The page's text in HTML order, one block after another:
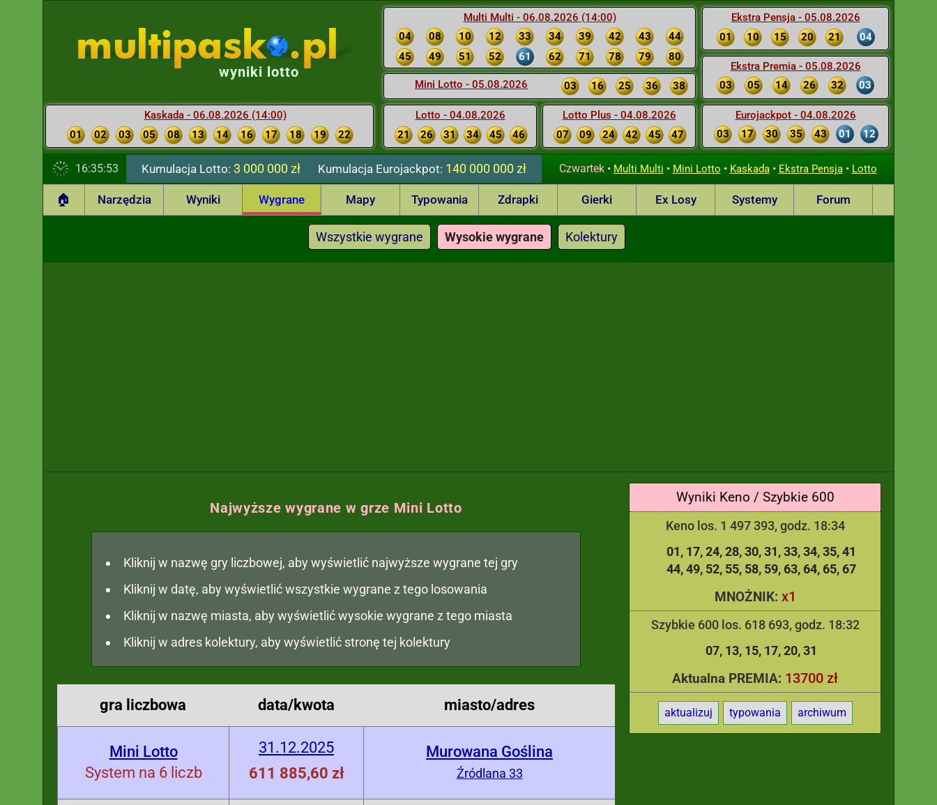
Multi Multi - 06.08.2026 (14:00)
04
08 10 12 33 34 39 42 43
44
45
49 51 52 61 62 71 78 79 80
Mini Lotto - 05.08.2026 03 16 25 36 38
Lotto - 04.08.2026
21
26 31 34 45 46
Lotto Plus - 04.08.2026
07
09 24 42 45 47
Ekstra Pensja - 05.08.2026
01
10 15 20 21 04
Ekstra Premia - 05.08.2026
03
05 14 26 32 03
Eurojackpot - 04.08.2026
03
17 30 35 43 01 12
wyniki lotto
Kaskada - 06.08.2026 (14:00)
01
02 03 05 08 13 14 16 17 18 19 22
16:35:54 Kumulacja Lotto: 3 000 000 zł KumulacjaEurojackpot: 140 000 000 zł Czwartek• Multi Multi • Mini Lotto • Kaskada• Ekstra Pensja• Lotto
🏠 Narzędzia Wyniki Wygrane Mapy Typowania Zdrapki Gierki Ex Losy Systemy Forum
Wszystkie wygrane Wysokie wygrane Kolektury
Wyniki Keno / Szybkie 600
Keno los. 1 497 393, godz. 18:34
01 17 24 28 30 31 33 34 35 41
44 49 52 55 58 59 63 64 65 67
MNOŻNIK: x1
Szybkie 600 los. 618 693, godz. 18:32
07 13 15 17 20 31
Aktualna PREMIA: 13700 zł
aktualizuj typowania archiwum
Najwyższe wygrane w grze Mini Lotto
Kliknij w nazwę gry liczbowej, aby wyświetlić najwyższe wygrane tej gry
Kliknij w datę, aby wyświetlić wszystkie wygrane z tego losowania
Kliknij w nazwę miasta, aby wyświetlić wysokie wygrane z tego miasta
Kliknij w adres kolektury, aby wyświetlić stronę tej kolektury
gra liczbowa data/kwota miasto/adres
Mini Lotto
System na 6 liczb
31.12.2025
611 885,60 zł
Murowana Goślina
Źródlana 33